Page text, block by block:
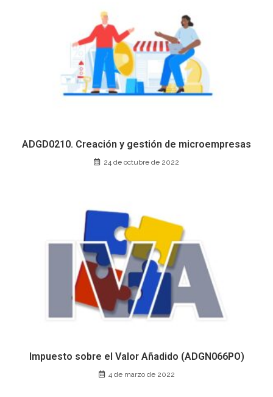
ADGD0210. Creación y gestión de microempresas
24 de octubre de 2022
Impuesto sobre el Valor Añadido (ADGN066PO)
4 de marzo de 2022